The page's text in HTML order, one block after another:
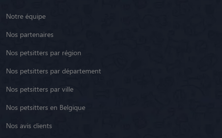
Notre équipe
Nos partenaires
Nos petsitters par région
Nos petsitters par département
Nos petsitters par ville
Nos petsitters en Belgique
Nos avis clients